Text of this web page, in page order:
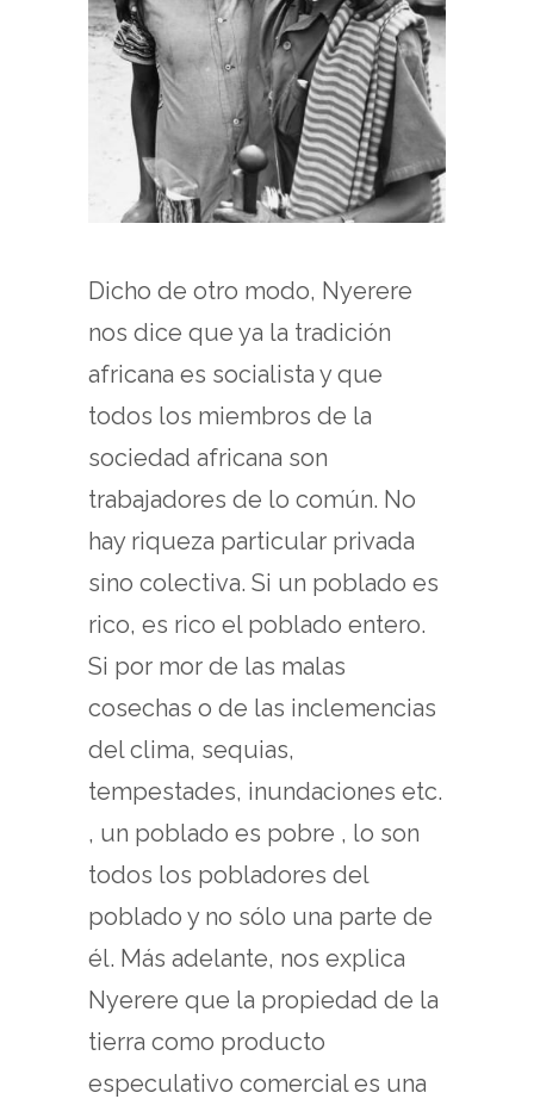
Dicho de otro modo, Nyerere
nos dice que ya la tradición
africana es socialista y que
todos los miembros de la
sociedad africana son
trabajadores de lo común. No
hay riqueza particular privada
sino colectiva. Si un poblado es
rico, es rico el poblado entero.
Si por mor de las malas
cosechas o de las inclemencias
del clima, sequias,
tempestades, inundaciones etc.
, un poblado es pobre , lo son
todos los pobladores del
poblado y no sólo una parte de
él. Más adelante, nos explica
Nyerere que la propiedad de la
tierra como producto
especulativo comercial es una